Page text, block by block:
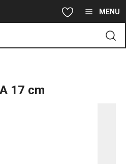
principale MENU
17 cm